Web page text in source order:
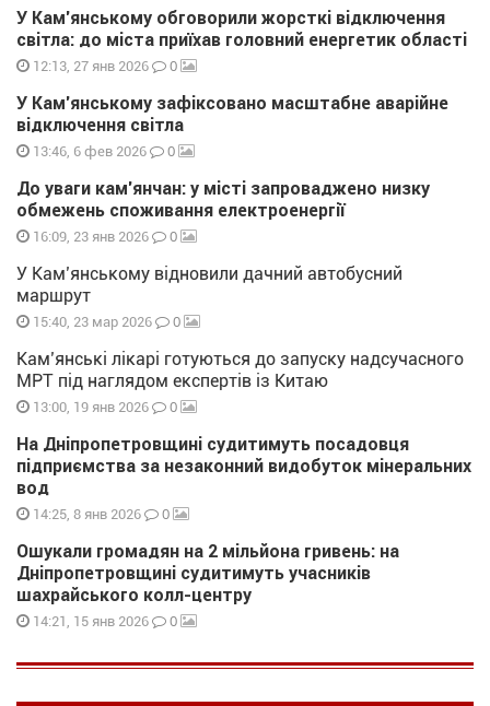
У Кам’янському обговорили жорсткі відключення
світла: до міста приїхав головний енергетик області
12:13, 27 янв 2026 0
У Кам’янському зафіксовано масштабне аварійне
відключення світла
13:46, 6 фев 2026 0
До уваги кам’янчан: у місті запроваджено низку
обмежень споживання електроенергії
16:09, 23 янв 2026 0
У Кам’янському відновили дачний автобусний
маршрут
15:40, 23 мар 2026 0
Кам’янські лікарі готуються до запуску надсучасного
МРТ під наглядом експертів із Китаю
13:00, 19 янв 2026 0
На Дніпропетровщині судитимуть посадовця
підприємства за незаконний видобуток мінеральних
вод
14:25, 8 янв 2026 0
Ошукали громадян на 2 мільйона гривень: на
Дніпропетровщині судитимуть учасників
шахрайського колл-центру
14:21, 15 янв 2026 0